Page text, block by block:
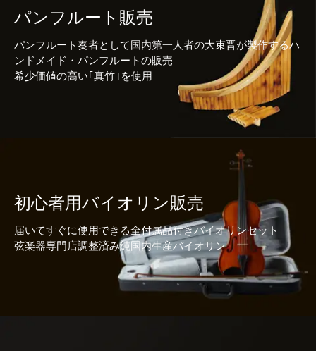
パンフルート販売
パンフルート奏者として国内第一人者の大束晋が製作するハ
ンドメイド・パンフルートの販売
希少価値の高い｢真竹｣を使用
初心者用バイオリン販売
届いてすぐに使用できる全付属品付きバイオリンセット
弦楽器専門店調整済み純国内生産バイオリン